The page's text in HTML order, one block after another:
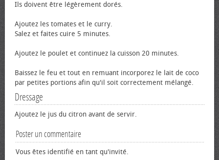
Ils doivent être légèrement dorés.
Ajoutez les tomates et le curry.
Salez et faites cuire 5 minutes.
Ajoutez le poulet et continuez la cuisson 20 minutes.
Baissez le feu et tout en remuant incorporez le lait de coco
par petites portions afin qu'il soit correctement mélangé.
Dressage
Ajoutez le jus du citron avant de servir.
Poster un commentaire
Vous êtes identifié en tant qu'invité.